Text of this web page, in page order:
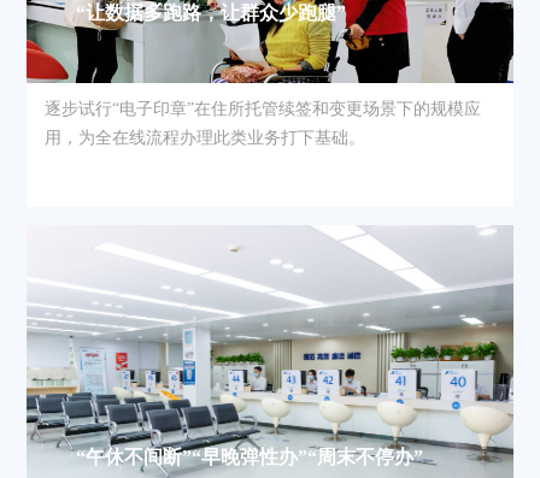
“让数据多跑路，让群众少跑腿”
逐步试行“电子印章”在住所托管续签和变更场景下的规模应
用，为全在线流程办理此类业务打下基础。
“午休不间断”“早晚弹性办”“周末不停办”